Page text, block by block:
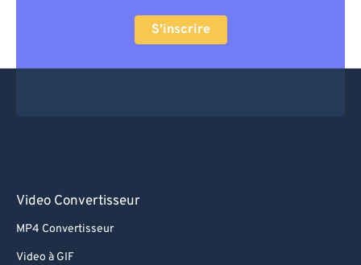
S'inscrire
Video Convertisseur
MP4 Convertisseur
Video à GIF